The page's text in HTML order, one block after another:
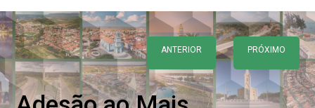
ANTERIOR PRÓXIMO